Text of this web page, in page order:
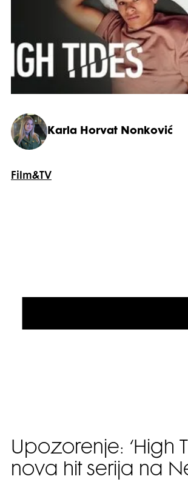
Karla Horvat Nonković
Film&TV
Upozorenje: ‘High
nova hit serija na